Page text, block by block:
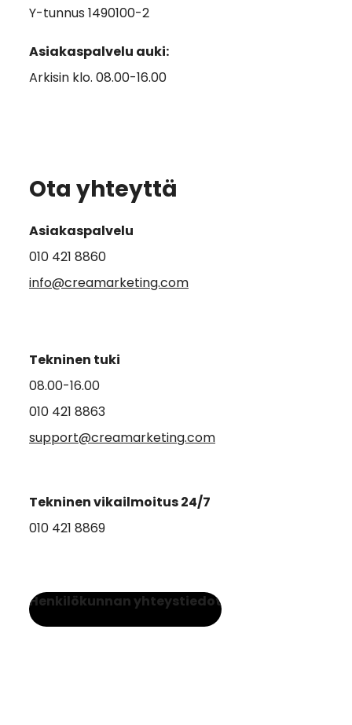
Y-tunnus 1490100-2
Asiakaspalvelu auki:
Arkisin klo. 08.00-16.00
Ota yhteyttä
Asiakaspalvelu
010 421 8860
info@creamarketing.com
Tekninen tuki
08.00-16.00
010 421 8863
support@creamarketing.com
Tekninen vikailmoitus 24/7
010 421 8869
Henkilökunnan yhteystiedot